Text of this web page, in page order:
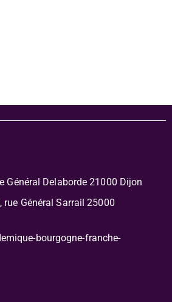
Général Delaborde 21000 Dijon
rue Général Sarrail 25000
bourgogne-franche-